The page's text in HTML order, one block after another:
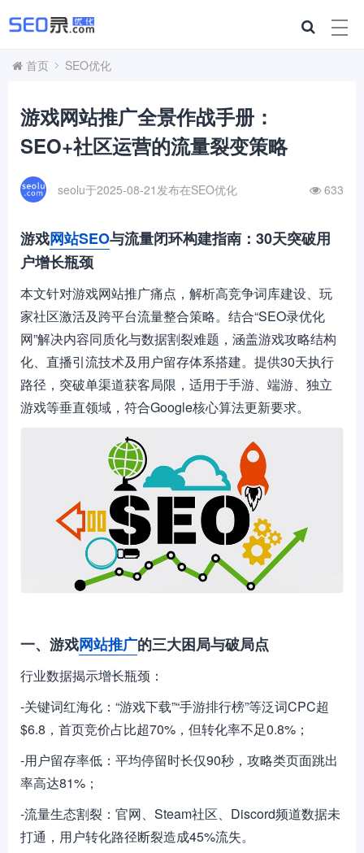
首页 SEO优化
游戏网站推广全景作战手册：
SEO+社区运营的流量裂变策略
seolu于2025-08-21发布在SEO优化 633
游戏网站SEO与流量闭环构建指南：30天突破用
户增长瓶颈
本文针对游戏网站推广痛点，解析高竞争词库建设、玩
家社区激活及跨平台流量整合策略。结合“SEO录优化
网”解决内容同质化与数据割裂难题，涵盖游戏攻略结构
化、直播引流技术及用户留存体系搭建。提供30天执行
路径，突破单渠道获客局限，适用于手游、端游、独立
游戏等垂直领域，符合Google核心算法更新要求。
一、游戏网站推广的三大困局与破局点
行业数据揭示增长瓶颈：
-关键词红海化：“游戏下载”“手游排行榜”等泛词CPC超
$6.8，首页竞价占比超70%，但转化率不足0.8%；
-用户留存率低：平均停留时长仅90秒，攻略类页面跳出
率高达81%；
-流量生态割裂：官网、Steam社区、Discord频道数据未
打通，用户转化路径断裂造成45%流失。